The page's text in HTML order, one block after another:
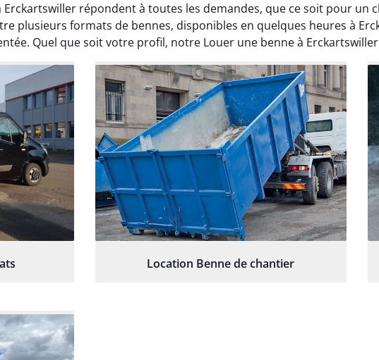
répondent à toutes les demandes, que ce soit pour un
plusieurs formats de bennes, disponibles en quelques heures à
Quel que soit votre profil, notre Louer une benne à
Location Benne de chantier